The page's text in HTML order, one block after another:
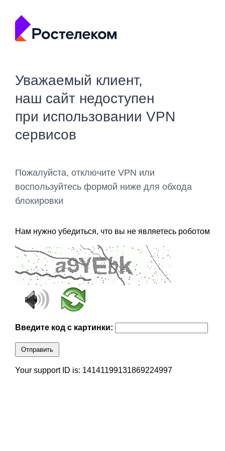
Уважаемый клиент,
наш сайт недоступен
при использовании VPN
сервисов
Пожалуйста, отключите VPN или
воспользуйтесь формой ниже для обхода
блокировки
Нам нужно убедиться, что вы не являетесь роботом
Введите код с картинки:
Отправить
Your support ID is: 14141199131869224997